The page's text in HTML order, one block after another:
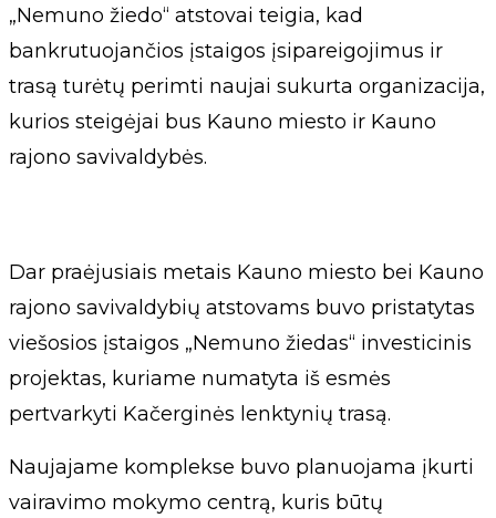
„Nemuno žiedo“ atstovai teigia, kad
bankrutuojančios įstaigos įsipareigojimus ir
trasą turėtų perimti naujai sukurta organizacija,
kurios steigėjai bus Kauno miesto ir Kauno
rajono savivaldybės.
Dar praėjusiais metais Kauno miesto bei Kauno
rajono savivaldybių atstovams buvo pristatytas
viešosios įstaigos „Nemuno žiedas“ investicinis
projektas, kuriame numatyta iš esmės
pertvarkyti Kačerginės lenktynių trasą.
Naujajame komplekse buvo planuojama įkurti
vairavimo mokymo centrą, kuris būtų